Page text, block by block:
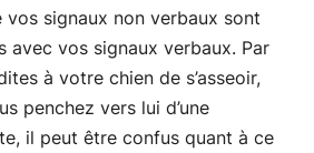
vos signaux non verbaux sont
avec vos signaux verbaux. Par
à votre chien de s’asseoir,
penchez vers lui d’une
il peut être confus quant à ce